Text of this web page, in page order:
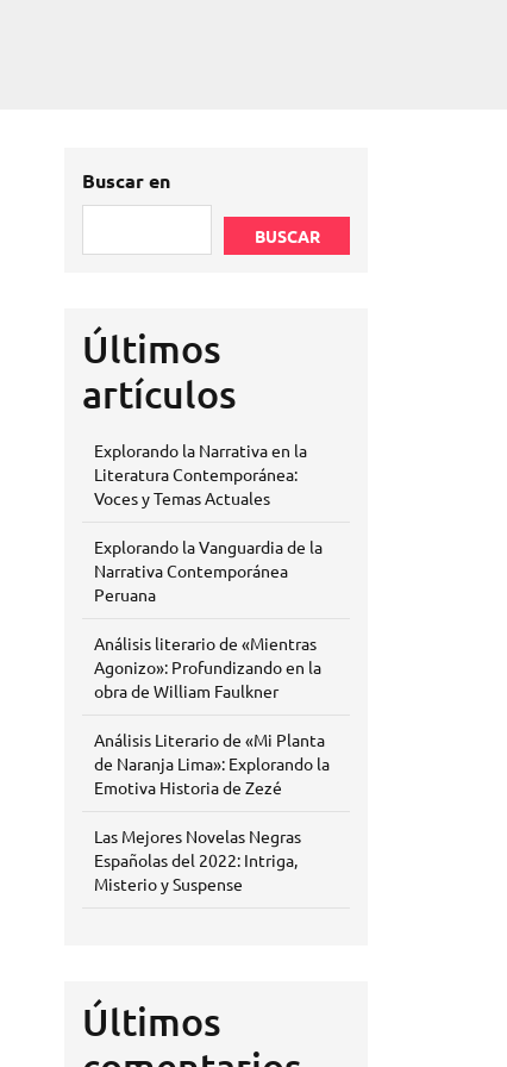
Buscar en
BUSCAR
Últimos
artículos
Explorando la Narrativa en la
Literatura Contemporánea:
Voces y Temas Actuales
Explorando la Vanguardia de la
Narrativa Contemporánea
Peruana
Análisis literario de «Mientras
Agonizo»: Profundizando en la
obra de William Faulkner
Análisis Literario de «Mi Planta
de Naranja Lima»: Explorando la
Emotiva Historia de Zezé
Las Mejores Novelas Negras
Españolas del 2022: Intriga,
Misterio y Suspense
Últimos